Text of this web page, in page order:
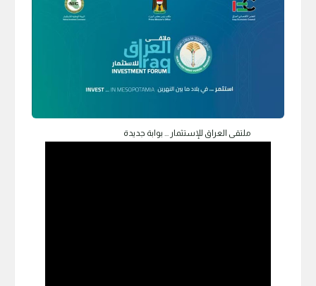
ملتقى العراق للإستثمار ... بوابة جديدة